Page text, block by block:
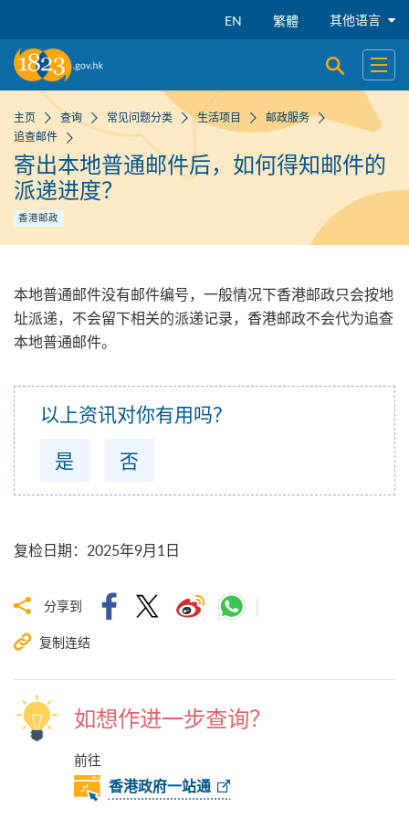
EN 繁體 其他语言
开启搜寻
开启
主页 查询 常见问题分类 生活项目
邮政服务
追查邮件
寄出本地普通邮件后，如何得知邮件的
派递进度？
香港邮政
本地普通邮件没有邮件编号，一般情况下香港邮政只会按地
址派递，不会留下相关的派递记录，香港邮政不会代为追查
本地普通邮件。
以上资讯对你有用吗？
是
否
复检日期： 2025年9月1日
分享到
复制连结
如想作进一步查询？
前往
香港政府一站通